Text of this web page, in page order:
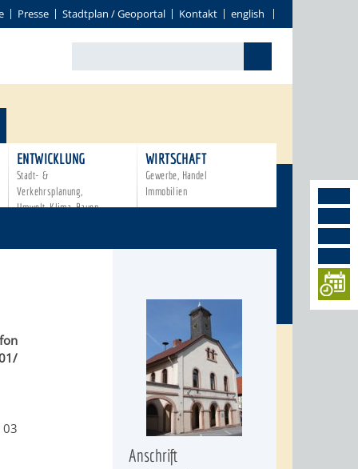
Presse Stadtplan / Geoportal Kontakt english
ENTWICKLUNG
Stadt- &
Verkehrsplanung,
Umwelt, Klima, Bauen
WIRTSCHAFT
Gewerbe, Handel
Immobilien
03
Anschrift